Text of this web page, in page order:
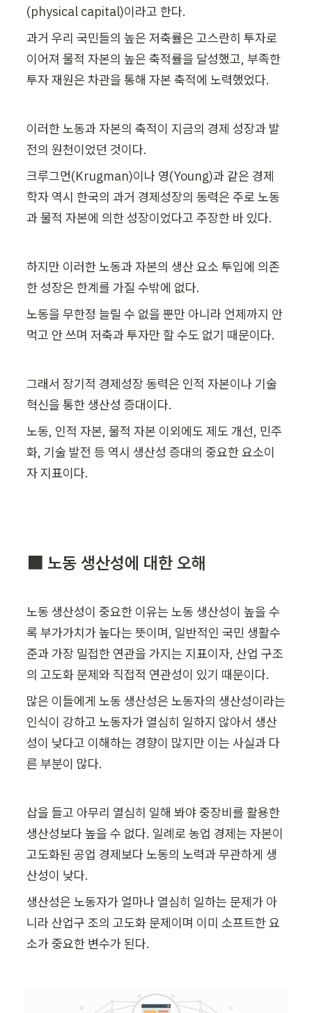
(physical capital)이라고 한다.
과거 우리 국민들의 높은 저축률은 고스란히 투자로
이어져 물적 자본의 높은 축적률을 달성했고, 부족한
투자 재원은 차관을 통해 자본 축적에 노력했었다.
이러한 노동과 자본의 축적이 지금의 경제 성장과 발
전의 원천이었던 것이다.
크루그먼(Krugman)이나 영(Young)과 같은 경제
학자 역시 한국의 과거 경제성장의 동력은 주로 노동
과 물적 자본에 의한 성장이었다고 주장한 바 있다.
하지만 이러한 노동과 자본의 생산 요소 투입에 의존
한 성장은 한계를 가질 수밖에 없다.
노동을 무한정 늘릴 수 없을 뿐만 아니라 언제까지 안
먹고 안 쓰며 저축과 투자만 할 수도 없기 때문이다.
그래서 장기적 경제성장 동력은 인적 자본이나 기술
혁신을 통한 생산성 증대이다.
노동, 인적 자본, 물적 자본 이외에도 제도 개선, 민주
화, 기술 발전 등 역시 생산성 증대의 중요한 요소이
자 지표이다.
⬛ 노동 생산성에 대한 오해
노동 생산성이 중요한 이유는 노동 생산성이 높을 수
록 부가가치가 높다는 뜻이며, 일반적인 국민 생활수
준과 가장 밀접한 연관을 가지는 지표이자, 산업 구조
의 고도화 문제와 직접적 연관성이 있기 때문이다.
많은 이들에게 노동 생산성은 노동자의 생산성이라는
인식이 강하고 노동자가 열심히 일하지 않아서 생산
성이 낮다고 이해하는 경향이 많지만 이는 사실과 다
른 부분이 많다.
삽을 들고 아무리 열심히 일해 봐야 중장비를 활용한
생산성보다 높을 수 없다. 일례로 농업 경제는 자본이
고도화된 공업 경제보다 노동의 노력과 무관하게 생
산성이 낮다.
생산성은 노동자가 얼마나 열심히 일하는 문제가 아
니라 산업구 조의 고도화 문제이며 이미 소프트한 요
소가 중요한 변수가 된다.